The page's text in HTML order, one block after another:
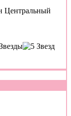
Центральный